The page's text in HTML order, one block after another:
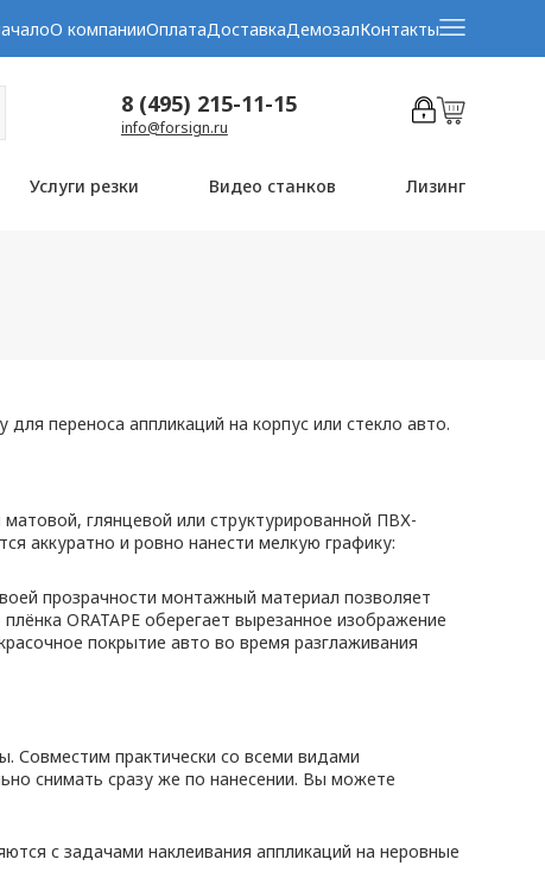
О компанииОплатаДоставкаДемозалКонтакты
8 (495) 215-11-15
info@forsign.ru
Услуги резки Видео станков Лизинг
переноса аппликаций на корпус или стекло авто.
глянцевой или структурированной ПВХ-
аккуратно и ровно нанести мелкую графику:
прозрачности монтажный материал позволяет
ORATAPE оберегает вырезанное изображение
покрытие авто во время разглаживания
Совместим практически со всеми видами
снимать сразу же по нанесении. Вы можете
с задачами наклеивания аппликаций на неровные